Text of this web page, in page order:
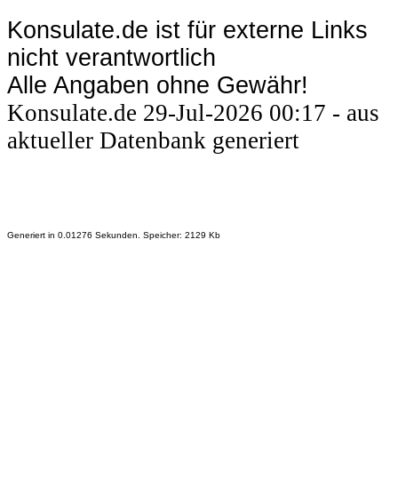
Konsulate.de ist für externe Links
nicht verantwortlich
Alle Angaben ohne Gewähr!
Konsulate.de 29-Jul-2026 00:17 - aus
aktueller Datenbank generiert
Generiert in 0.01276 Sekunden. Speicher: 2129 Kb